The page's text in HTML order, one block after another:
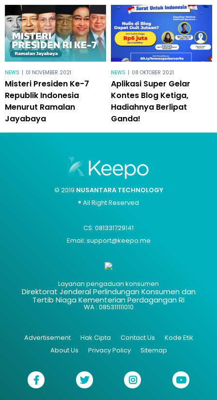
NEWS | 01 NOVEMBER 2021
Misteri Presiden Ke-7
Republik Indonesia
Menurut Ramalan
Jayabaya
NEWS | 08 OKTOBER 2021
Aplikasi Super Gelar
Kontes Blog Ketiga,
Hadiahnya Berlipat
Ganda!
© 2019 NUSANTARA TECHNOLOGY
® All Right Reserved
CS: 081331729141
Email: support@keepo.me
Layanan pengaduan konsumen
Direktorat Jenderal Perlindungan Konsumen dan
Tertib Niaga Kementerian Perdagangan RI
WA : 085311111010
Advertisement Hak Cipta Contact Us
Kode Etik
About Us
Privacy Policy Sitemap